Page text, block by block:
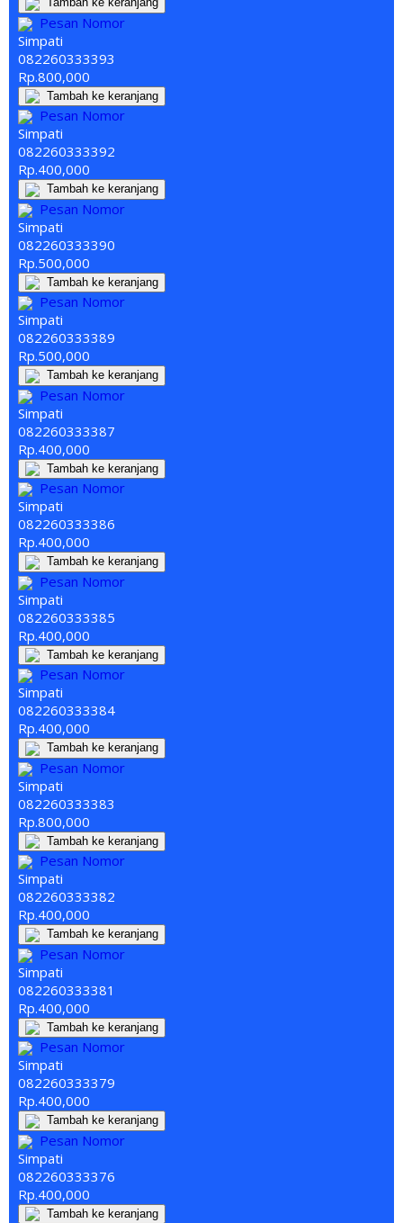
Pesan Nomor
Simpati
082260333393
Rp.800,000
Tambah ke keranjang
Pesan Nomor
Simpati
082260333392
Rp.400,000
Tambah ke keranjang
Pesan Nomor
Simpati
082260333390
Rp.500,000
Tambah ke keranjang
Pesan Nomor
Simpati
082260333389
Rp.500,000
Tambah ke keranjang
Pesan Nomor
Simpati
082260333387
Rp.400,000
Tambah ke keranjang
Pesan Nomor
Simpati
082260333386
Rp.400,000
Tambah ke keranjang
Pesan Nomor
Simpati
082260333385
Rp.400,000
Tambah ke keranjang
Pesan Nomor
Simpati
082260333384
Rp.400,000
Tambah ke keranjang
Pesan Nomor
Simpati
082260333383
Rp.800,000
Tambah ke keranjang
Pesan Nomor
Simpati
082260333382
Rp.400,000
Tambah ke keranjang
Pesan Nomor
Simpati
082260333381
Rp.400,000
Tambah ke keranjang
Pesan Nomor
Simpati
082260333379
Rp.400,000
Tambah ke keranjang
Pesan Nomor
Simpati
082260333376
Rp.400,000
Tambah ke keranjang